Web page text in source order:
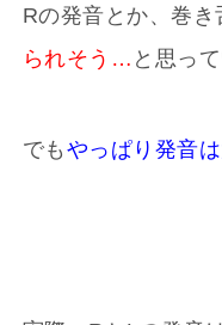
Rの発音とか、巻
られそう… と思っ
でも やっぱり発音